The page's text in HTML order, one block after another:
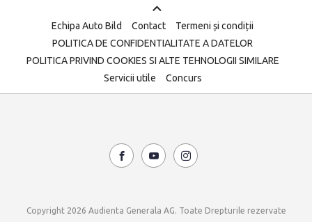
Echipa Auto Bild Contact
Termeni și condiții
POLITICA DE CONFIDENTIALITATE A DATELOR
POLITICA PRIVIND COOKIES SI ALTE TEHNOLOGII SIMILARE
Servicii utile
Concurs
Copyright 2026 Audienta Generala AG. Toate Drepturile rezervate